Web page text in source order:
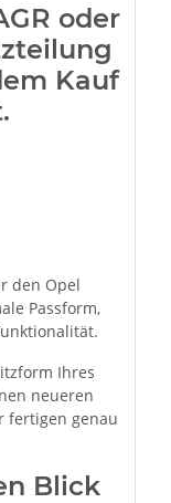
oder
Kauf
den Opel
Passform,
Ihres
neueren
fertigen genau
Blick